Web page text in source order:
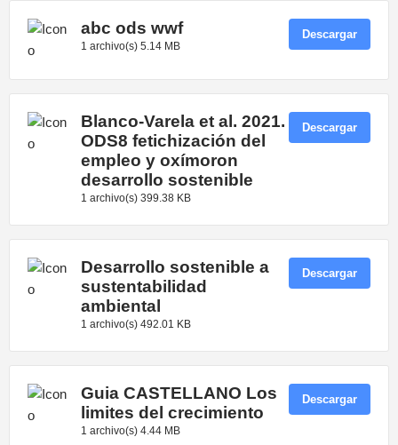
abc ods wwf
1 archivo(s) 5.14 MB
Descargar
Blanco-Varela et al. 2021.
ODS8 fetichización del
empleo y oxímoron
desarrollo sostenible
1 archivo(s) 399.38 KB
Descargar
Desarrollo sostenible a
sustentabilidad
ambiental
1 archivo(s) 492.01 KB
Descargar
Guia CASTELLANO Los
limites del crecimiento
1 archivo(s) 4.44 MB
Descargar